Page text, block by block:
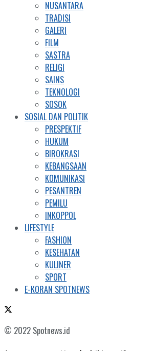
NUSANTARA
TRADISI
GALERI
FILM
SASTRA
RELIGI
SAINS
TEKNOLOGI
SOSOK
SOSIAL DAN POLITIK
PRESPEKTIF
HUKUM
BIROKRASI
KEBANGSAAN
KOMUNIKASI
PESANTREN
PEMILU
INKOPPOL
LIFESTYLE
FASHION
KESEHATAN
KULINER
SPORT
E-KORAN SPOTNEWS
© 2022 Spotnews.id